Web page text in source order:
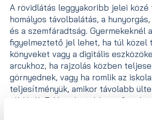
A rövidlátás leggyakoribb jelei közé
homályos távolbalátás, a
és a szemfáradtság. Gyermekeknél
figyelmeztető jel lehet, ha túl közel
könyveket vagy a digitális
arcukhoz, ha rajzolás közben
görnyednek, vagy ha romlik az
teljesítményük, amikor távolabb
táblától. Talán a legjobb azt figyelni,
nézik a tévét: ha csak közelről